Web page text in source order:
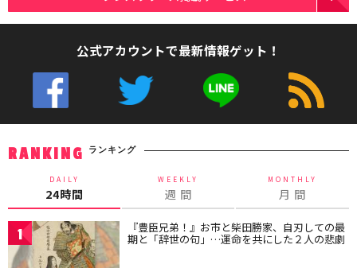
公式アカウントで最新情報ゲット！
RANKING ランキング
DAILY
24時間
WEEKLY
週 間
MONTHLY
月 間
1 『豊臣兄弟！』お市と柴田勝家、自刃しての最
期と「辞世の句」…運命を共にした２人の悲劇